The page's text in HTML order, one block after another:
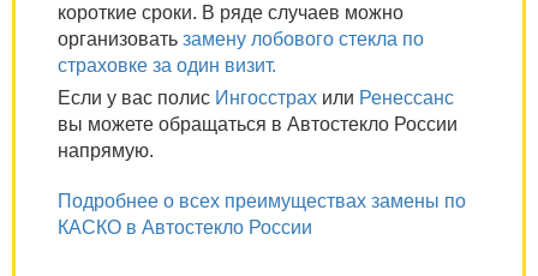
короткие сроки. В ряде случаев можно
организовать замену лобового стекла по
страховке за один визит.
Если у вас полис Ингосстрах или Ренессанс
вы можете обращаться в Автостекло России
напрямую.
Подробнее о всех преимуществах замены по
КАСКО в Автостекло России